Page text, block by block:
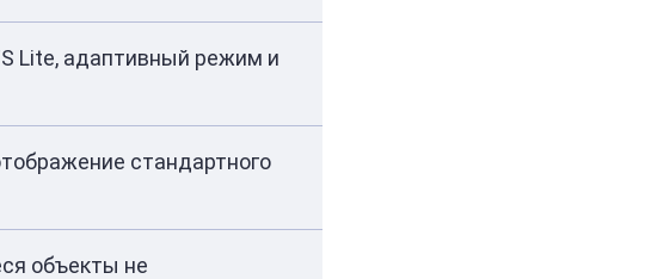
Lite, адаптивный режим и
стандартного
объекты не